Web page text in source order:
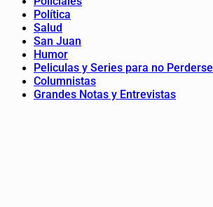
Política
Salud
San Juan
Humor
Peliculas y Series para no Perderse
Columnistas
Grandes Notas y Entrevistas